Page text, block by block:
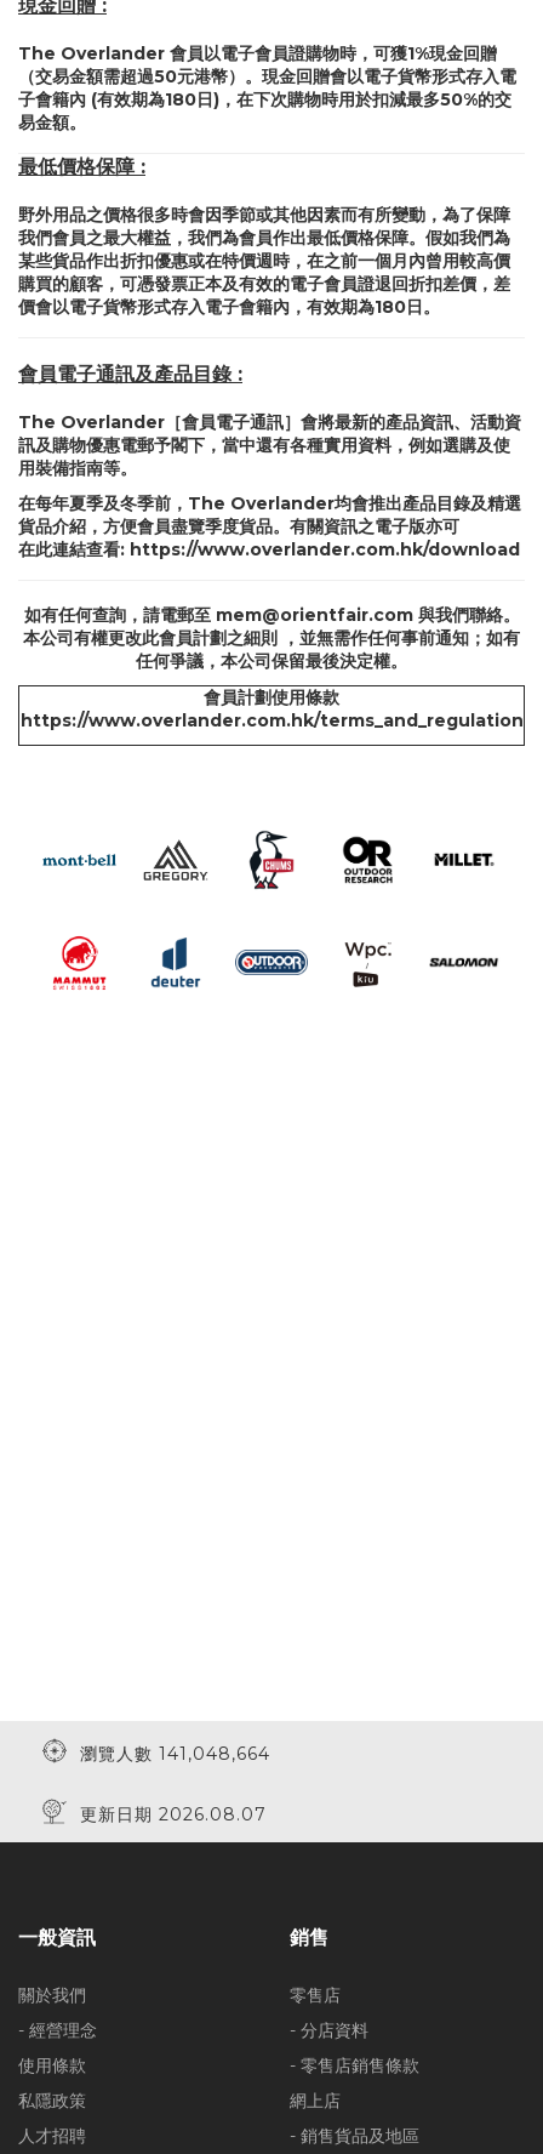
現金回贈 :
The Overlander 會員以電子會員證購物時，可獲1%現金回贈
（交易金額需超過50元港幣）。現金回贈會以電子貨幣形式存入電
子會籍內 (有效期為180日)，在下次購物時用於扣減最多50%的交
易金額。
最低價格保障 :
野外用品之價格很多時會因季節或其他因素而有所變動，為了保障
我們會員之最大權益，我們為會員作出最低價格保障。假如我們為
某些貨品作出折扣優惠或在特價週時，在之前一個月內曾用較高價
購買的顧客，可憑發票正本及有效的電子會員證退回折扣差價，差
價會以電子貨幣形式存入電子會籍內，有效期為180日。
會員電子通訊及產品目錄 :
The Overlander［會員電子通訊］會將最新的產品資訊、活動資
訊及購物優惠電郵予閣下，當中還有各種實用資料，例如選購及使
用裝備指南等。
在每年夏季及冬季前，The Overlander均會推出產品目錄及精選
貨品介紹，方便會員盡覽季度貨品。有關資訊之電子版亦可
在此連結查看: https://www.overlander.com.hk/download
如有任何查詢，請電郵至 mem@orientfair.com與我們聯絡。
本公司有權更改此會員計劃之細則 ，並無需作任何事前通知；如有
任何爭議，本公司保留最後決定權。
會員計劃使用條款
https://www.overlander.com.hk/terms_and_regulation
瀏覽人數 141,048,664
更新日期 2026.08.07
一般資訊
關於我們
- 經營理念
使用條款
私隱政策
人才招聘
銷售
零售店
- 分店資料
- 零售店銷售條款
網上店
- 銷售貨品及地區